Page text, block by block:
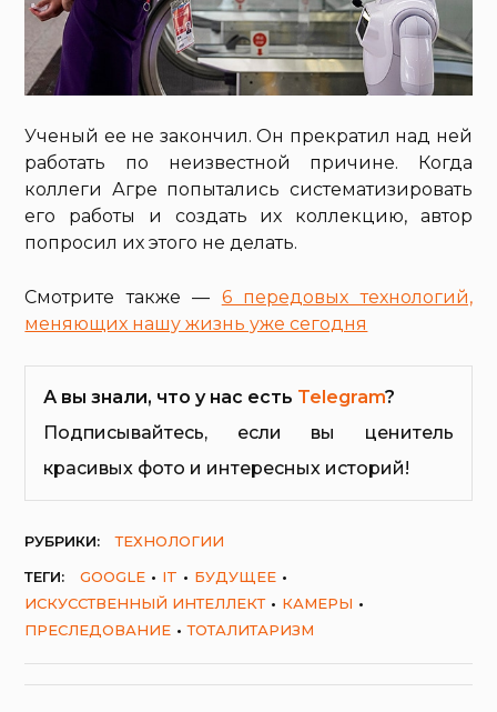
Ученый ее не закончил. Он прекратил над ней
работать по неизвестной причине. Когда
коллеги Агре попытались систематизировать
его работы и создать их коллекцию, автор
попросил их этого не делать.
Смотрите также — 6 передовых технологий,
меняющих нашу жизнь уже сегодня
А вы знали, что у нас есть Telegram?
Подписывайтесь, если вы ценитель
красивых фото и интересных историй!
РУБРИКИ:
ТЕХНОЛОГИИ
ТЕГИ:
GOOGLE IT
БУДУЩЕЕ
ИСКУССТВЕННЫЙ ИНТЕЛЛЕКТ
КАМЕРЫ
ПРЕСЛЕДОВАНИЕ
ТОТАЛИТАРИЗМ